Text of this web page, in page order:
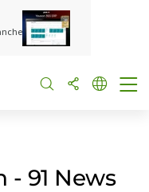
- 91 News